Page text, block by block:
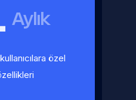
Aylık
özel